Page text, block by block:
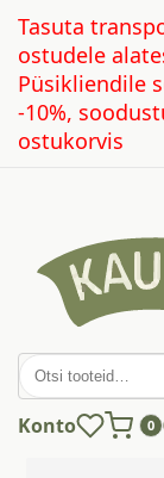
Tasuta
ostudele
Püsikliendile
-10%,
ostukorvis
Otsi:
Konto 0